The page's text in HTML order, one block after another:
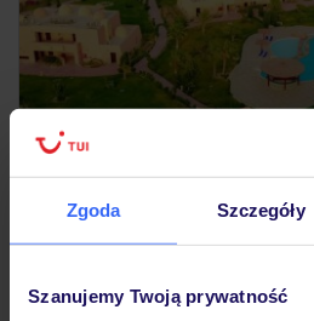
Zgoda Szczegóły
Szanujemy Twoją prywatność
EGIPT MARSA ALAM QESM MARSA ALAM
15.09.2026 - 23.09.2026 (7 noclegów)